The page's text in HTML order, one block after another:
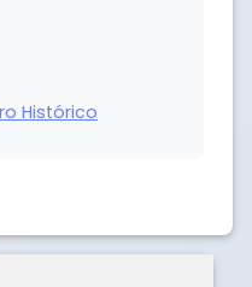
Histórico